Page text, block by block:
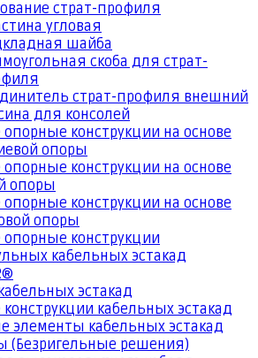
страт-профиля
угловая
шайба
скоба для страт-
страт-профиля внешний
для консолей
конструкции на основе
опоры
конструкции на основе
опоры
конструкции на основе
опоры
конструкции
кабельных эстакад
эстакад
кабельных эстакад
элементы кабельных эстакад
(Безригельные решения)